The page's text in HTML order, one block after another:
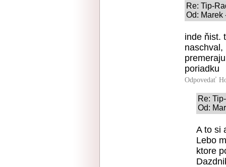
Re: Tip-
Od: Marek
inde ňist.
naschval,
poriadku
Odpovedať
Re:
Od:
A to si
Lebo
ktore